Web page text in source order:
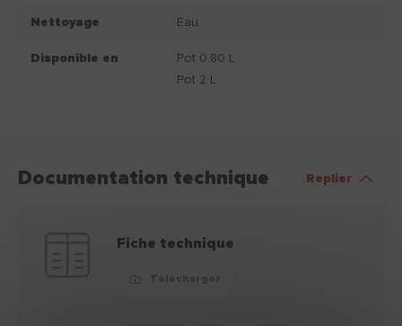
Nettoyage Eau.
Disponible en
Pot 0.80 L
Pot 2 L
Documentation technique Replier
Fiche technique